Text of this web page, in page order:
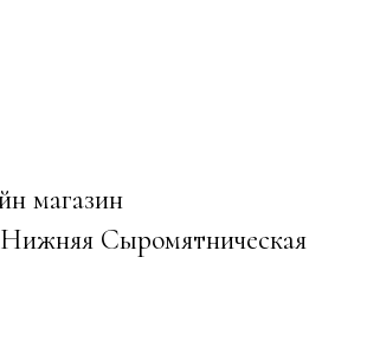
магазин
Сыромятническая